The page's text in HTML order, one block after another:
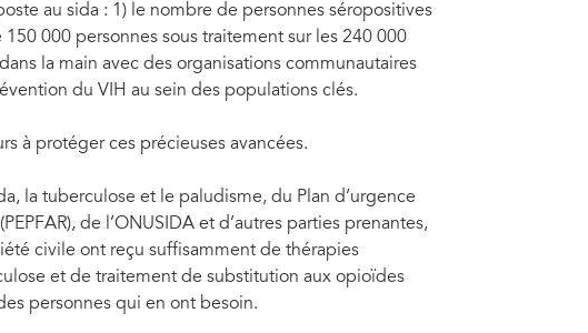
au sida : 1) le nombre de personnes séropositives
000 personnes sous traitement sur les 240 000
la main avec des organisations communautaires
du VIH au sein des populations clés.
à protéger ces précieuses avancées.
la tuberculose et le paludisme, du Plan d’urgence
de l’ONUSIDA et d’autres parties prenantes,
civile ont reçu suffisamment de thérapies
et de traitement de substitution aux opioïdes
personnes qui en ont besoin.